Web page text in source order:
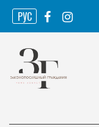
Skip
content
РУС